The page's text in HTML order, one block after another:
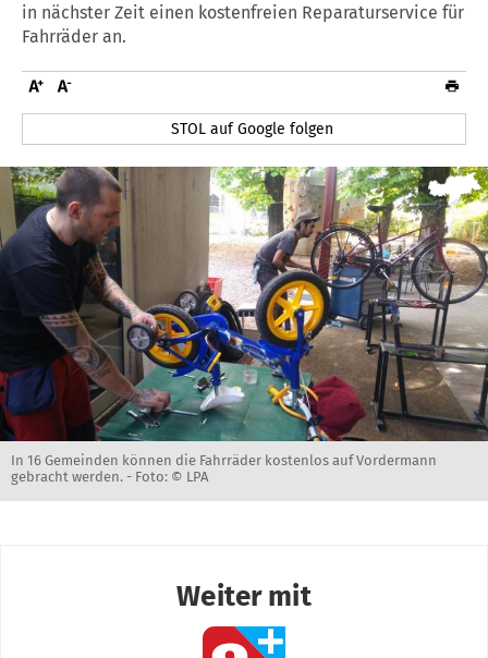
in nächster Zeit einen kostenfreien Reparaturservice für
Fahrräder an.
STOL auf Google folgen
In 16 Gemeinden können die Fahrräder kostenlos auf Vordermann
gebracht werden. - Foto: © LPA